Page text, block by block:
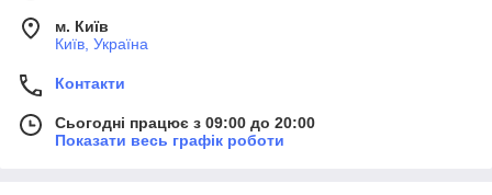
м. Київ
Київ, Україна
Контакти
Сьогодні працює з 09:00 до 20:00
Показати весь графік роботи